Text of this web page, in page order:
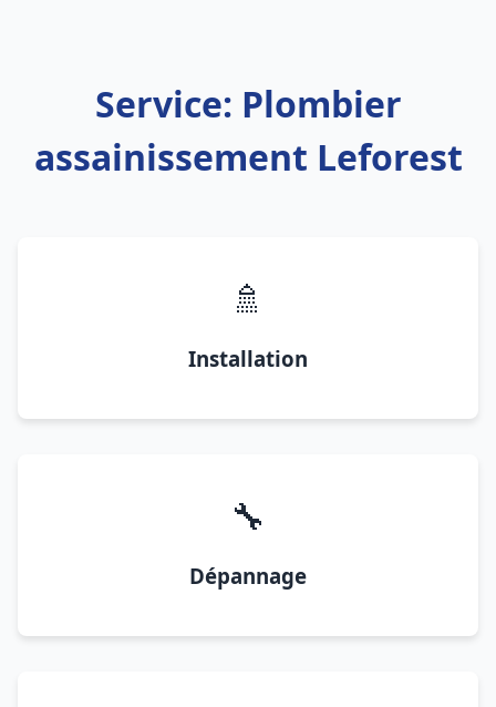
Service: Plombier
assainissement Leforest
🚿
Installation
🔧
Dépannage